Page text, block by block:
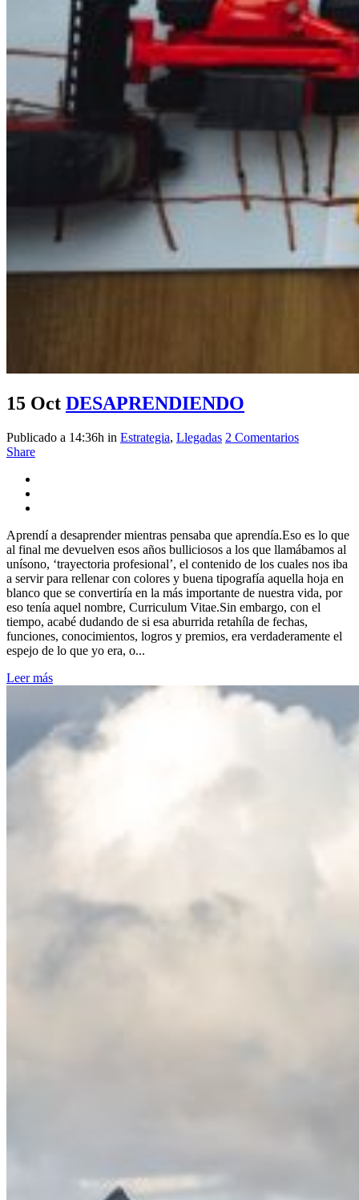
15 Oct DESAPRENDIENDO
Publicado a 14:36h in Estrategia, Llegadas 2 Comentarios
Share
Aprendí a desaprender mientras pensaba que aprendía.Eso es lo que
al final me devuelven esos años bulliciosos a los que llamábamos al
unísono, ‘trayectoria profesional’, el contenido de los cuales nos iba
a servir para rellenar con colores y buena tipografía aquella hoja en
blanco que se convertiría en la más importante de nuestra vida, por
eso tenía aquel nombre, Curriculum Vitae.Sin embargo, con el
tiempo, acabé dudando de si esa aburrida retahíla de fechas,
funciones, conocimientos, logros y premios, era verdaderamente el
espejo de lo que yo era, o...
Leer más